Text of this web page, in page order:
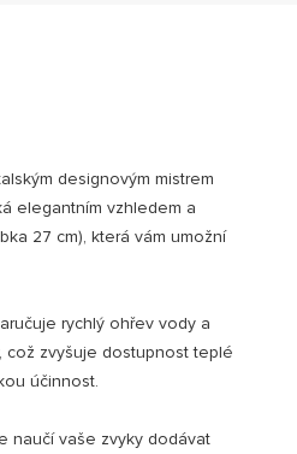
designovým mistrem
elegantním vzhledem a
27 cm), která vám umožní
rychlý ohřev vody a
což zvyšuje dostupnost teplé
účinnost.
naučí vaše zvyky dodávat